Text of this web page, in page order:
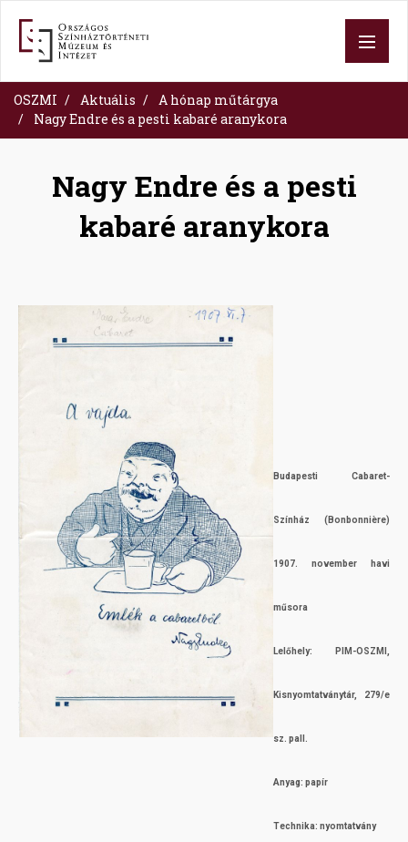
tartalomra
OSZMI Aktuális
A hónap műtárgya
Nagy Endre és a pesti kabaré aranykora
Nagy Endre és a pesti
kabaré aranykora
Budapesti Cabaret-
Színház (Bonbonnière)
1907. november havi
műsora
Lelőhely: PIM-OSZMI,
Kisnyomtatványtár, 279/e
sz. pall.
Anyag: papír
Technika: nyomtatvány